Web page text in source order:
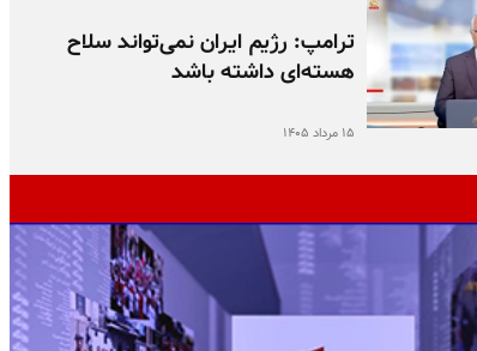
ترامپ: رژیم ایران نمی‌تواند سلاح
هسته‌ای داشته باشد
۱۵ مرداد ۱۴۰۵